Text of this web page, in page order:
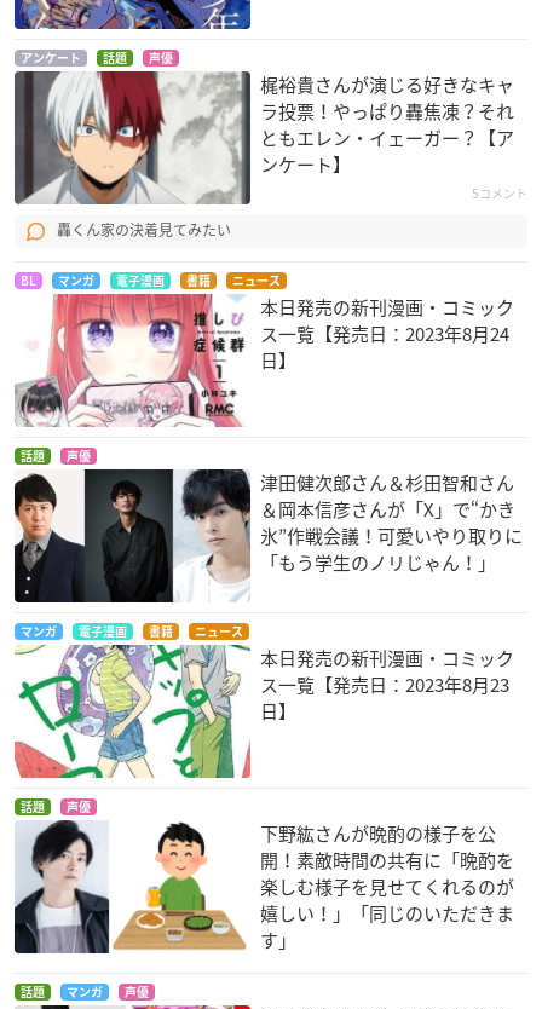
アンケート 話題 声優
梶裕貴さんが演じる好きなキャ
ラ投票！やっぱり轟焦凍？それ
ともエレン・イェーガー？【ア
ンケート】
5コメント
轟くん家の決着見てみたい
BL マンガ 電子漫画 書籍 ニュース
本日発売の新刊漫画・コミック
ス一覧【発売日：2023年8月24
日】
話題 声優
津田健次郎さん＆杉田智和さん
＆岡本信彦さんが「X」で“かき
氷”作戦会議！可愛いやり取りに
「もう学生のノリじゃん！」
マンガ 電子漫画 書籍 ニュース
本日発売の新刊漫画・コミック
ス一覧【発売日：2023年8月23
日】
話題 声優
下野紘さんが晩酌の様子を公
開！素敵時間の共有に「晩酌を
楽しむ様子を見せてくれるのが
嬉しい！」「同じのいただきま
す」
話題 マンガ 声優